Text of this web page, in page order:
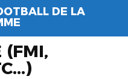
DE LA
(FMI,